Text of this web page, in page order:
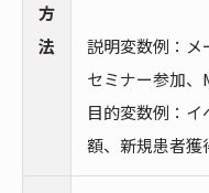
方
法
説明変数例：メ
セミナー参加、
目的変数例：
額、新規患者獲